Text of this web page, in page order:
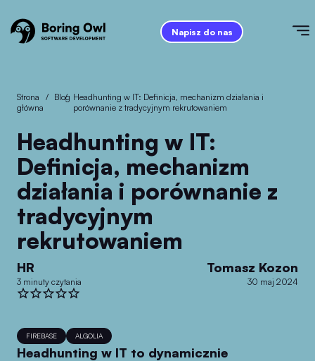
Napisz do nas
Strona
główna
/ Blog
/ Headhunting w IT: Definicja, mechanizm działania i
porównanie z tradycyjnym rekrutowaniem
Headhunting w IT:
Definicja, mechanizm
działania i porównanie z
tradycyjnym
rekrutowaniem
HR
3 minuty czytania
Tomasz Kozon
30 maj 2024
FIREBASE ALGOLIA
Headhunting w IT to dynamicznie